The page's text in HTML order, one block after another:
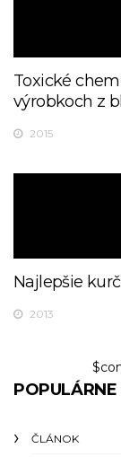
Toxické
výrobkoch z
2015
Najlepšie
2013
ČLÁNOK